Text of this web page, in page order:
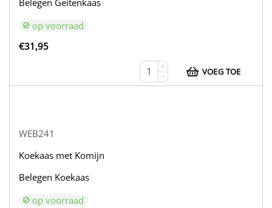
Belegen Geitenkaas
op voorraad
€31,95
+
−
VOEG TOE
WEB241
Koekaas met Komijn
Belegen Koekaas
op voorraad